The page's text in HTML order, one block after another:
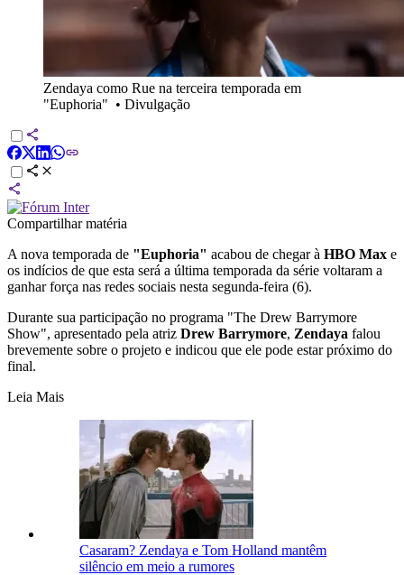
Zendaya como Rue na terceira temporada em
"Euphoria" • Divulgação
Compartilhar matéria
A nova temporada de "Euphoria" acabou de chegar à HBO Max e
os indícios de que esta será a última temporada da série voltaram a
ganhar força nas redes sociais nesta segunda-feira (6).
Durante sua participação no programa "The Drew Barrymore
Show", apresentado pela atriz Drew Barrymore, Zendaya falou
brevemente sobre o projeto e indicou que ele pode estar próximo do
final.
Leia Mais
Casaram? Zendaya e Tom Holland mantêm
silêncio em meio a rumores